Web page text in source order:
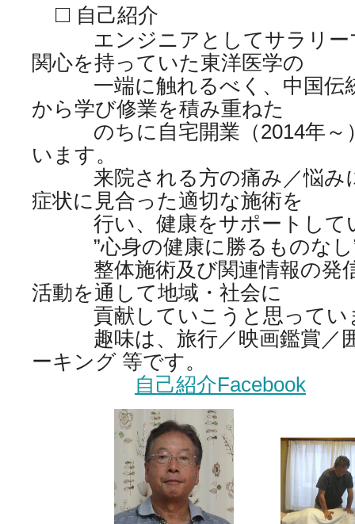
□ 自己紹介
エンジニアとしてサラリー
関心を持っていた東洋医学の
一端に触れるべく、中国伝統
から学び修業を積み重ねた
のちに自宅開業（2014年～
います。
来院される方の痛み／悩み
症状に見合った適切な施術を
行い、健康をサポートして
”心身の健康に勝るものなし
整体施術及び関連情報の発信
活動を通して地域・社会に
貢献していこうと思ってい
趣味は、旅行／映画鑑賞／囲
ーキング 等です。
自己紹介Facebook